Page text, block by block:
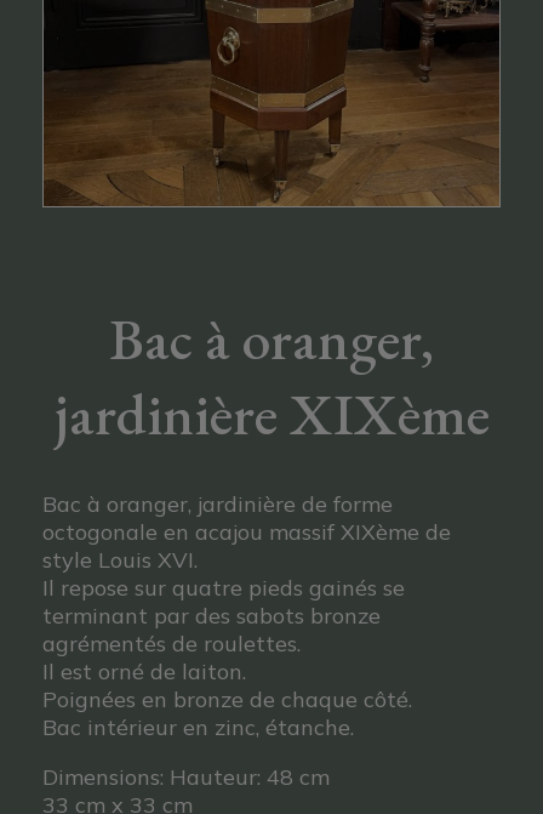
Bac à oranger,
jardinière XIXème
Bac à oranger, jardinière de forme
octogonale en acajou massif XIXème de
style Louis XVI.
Il repose sur quatre pieds gainés se
terminant par des sabots bronze
agrémentés de roulettes.
Il est orné de laiton.
Poignées en bronze de chaque côté.
Bac intérieur en zinc, étanche.
Dimensions: Hauteur: 48 cm
33 cm x 33 cm